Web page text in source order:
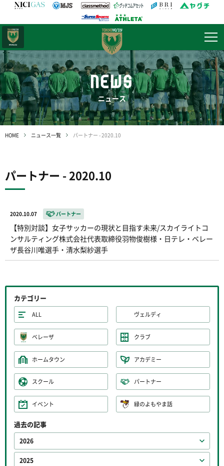
NEWS
ニュース
HOME ニュース一覧 パートナー - 2020.10
パートナー - 2020.10
2020.10.07 パートナー
【特別対談】女子サッカーの現状と目指す未来/スカイライトコ
ンサルティング株式会社代表取締役羽物俊樹様・日テレ・ベレー
ザ長谷川唯選手・清水梨紗選手
カテゴリー
ALL ヴェルディ
ベレーザ クラブ
ホームタウン アカデミー
スクール パートナー
イベント 緑のよもやま話
過去の記事
2026
2025